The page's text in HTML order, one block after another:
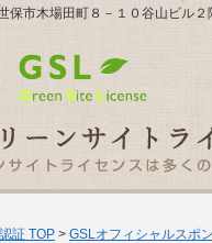
保市木場田町８－１０谷山ビル
証 TOP > GSLオフィシャルスポ